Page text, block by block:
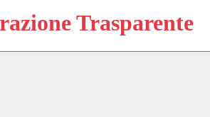
Trasparente